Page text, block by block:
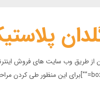
از طریق وب سایت های فروش